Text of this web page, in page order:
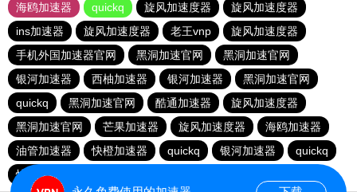
海鸥加速器
quickq 旋风加速度器
旋风加速度器
ins加速器
旋风加速度器 老王vnp
旋风加速度器
手机外国加速器官网
黑洞加速官网
黑洞加速官网
银河加速器
西柚加速器 银河加速器
黑洞加速官网
quickq
黑洞加速官网 酷通加速器
旋风加速度器
黑洞加速官网
芒果加速器 旋风加速度器
海鸥加速器
油管加速器
快橙加速器 quickq 银河加速器
quickq
快鸭加速器